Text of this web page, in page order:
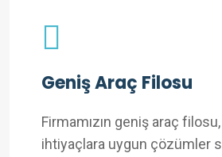
Geniş Araç Filosu
Firmamızın geniş araç filosu,
ihtiyaçlara uygun çözümler